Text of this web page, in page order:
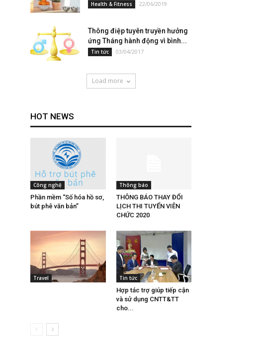
Health & Fitness 22/06/2019
Thông điệp tuyên truyền hưởng
ứng Tháng hành động vì bình...
Tin tức 03/04/2017
Load more
HOT NEWS
Công nghệ
Phần mềm “Số hóa hồ sơ,
bút phê văn bản”
Thông báo
THÔNG BÁO THAY ĐỔI
LỊCH THI TUYỂN VIÊN
CHỨC 2020
Travel Tin tức
Hợp tác trợ giúp tiếp cận
và sử dụng CNTT&TT
cho...